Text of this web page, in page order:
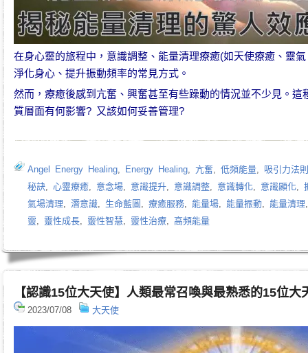
在身心靈的旅程中， 意識調整 、 能量清理療癒(如天使療癒 、 靈氣
淨化身心、 提升振動頻率的常見方式。
然而，療癒後感到亢奮、興奮甚至有些躁動的情況並不少見。
質層面有何影響? 又該如何妥善管理?
Angel Energy Healing, Energy Healing, 亢奮, 低頻能量, 吸引力法則
秘訣, 心靈療癒, 意念場, 意識提升, 意識調整, 意識轉化, 意識顯化,
氣場清理, 潛意識, 生命藍圖 , 療癒服務, 能量場, 能量振動, 能量清理
靈, 靈性成長, 靈性智慧, 靈性治療, 高頻能量
【認識15位大天使】人類最常召喚與最熟悉的15位大
2023/07/08 大天使